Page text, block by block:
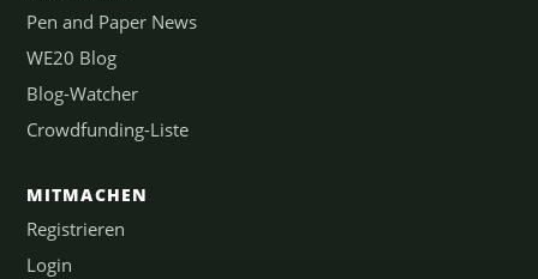
Pen and Paper News
WE20 Blog
Blog-Watcher
Crowdfunding-Liste
MITMACHEN
Registrieren
Login